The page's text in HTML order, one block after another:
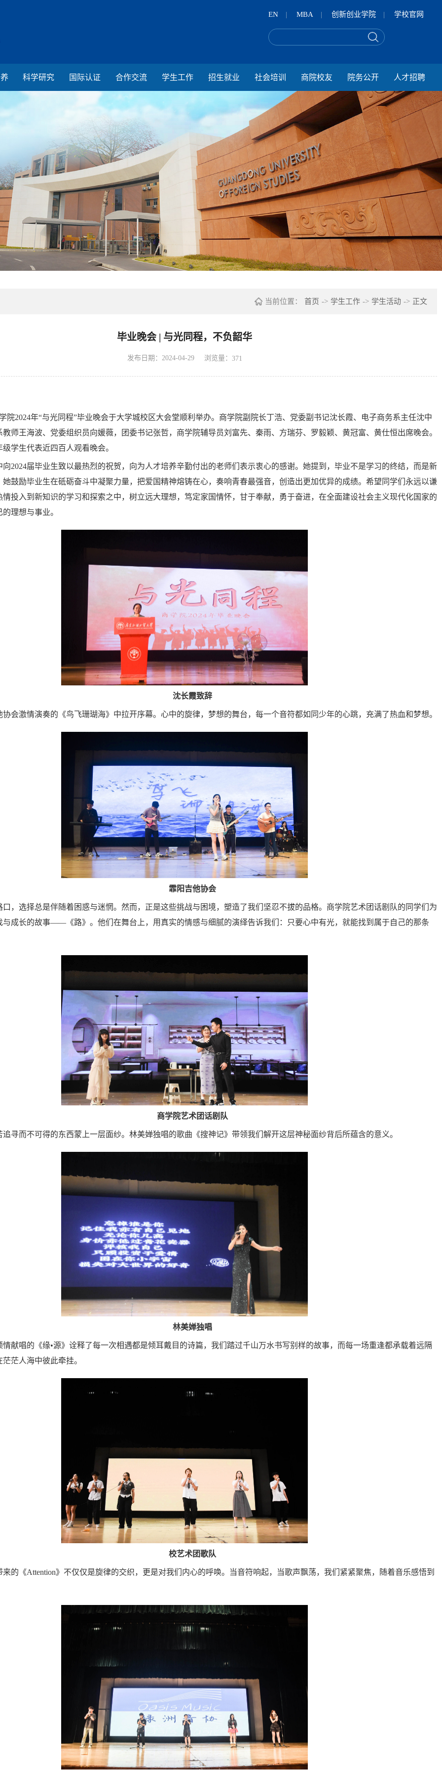
EN | MBA | 创新创业学院 | 学校官网
科学研究 国际认证 合作交流 学生工作 招生就业 社会培训 商院校友 院务公开 人才招聘
当前位置： 首页 -> 学生工作 -> 学生活动 -> 正文
毕业晚会 | 与光同程，不负韶华
发布日期：2024-04-29 浏览量： 371
院2024年“与光同程”毕业晚会于大学城校区大会堂顺利举办。商学院副院长丁浩、党委副书记沈长霞、电子商务系主任沈中
师王海波、党委组织员向媛薇，团委书记张哲，商学院辅导员刘富先、秦雨、方瑞芬、罗毅颖、黄冠富、黄仕恒出席晚会。
学生代表近四百人观看晚会。
向2024届毕业生致以最热烈的祝贺，向为人才培养辛勤付出的老师们表示衷心的感谢。她提到，毕业不是学习的终结，而是新
她鼓励毕业生在砥砺奋斗中凝聚力量，把爱国精神熔铸在心，奏响青春最强音，创造出更加优异的成绩。希望同学们永远以谦
情投入到新知识的学习和探索之中，树立远大理想，笃定家国情怀，甘于奉献，勇于奋进，在全面建设社会主义现代化国家的
理想与事业。
沈长霞致辞
协会激情演奏的《鸟飞珊瑚海》中拉开序幕。心中的旋律，梦想的舞台，每一个音符都如同少年的心跳，充满了热血和梦想。
霏阳吉他协会
口，选择总是伴随着困惑与迷惘。然而，正是这些挑战与困境，塑造了我们坚忍不拔的品格。商学院艺术团话剧队的同学们为
与成长的故事——《路》。他们在舞台上，用真实的情感与细腻的演绎告诉我们：只要心中有光，就能找到属于自己的那条
商学院艺术团话剧队
寻而不可得的东西蒙上一层面纱。林美婵独唱的歌曲《搜神记》 带领我们解开这层神秘面纱背后所蕴含的意义。
林美婵独唱
情献唱的《缘•源》诠释了每一次相遇都是倾耳戴目的诗篇，我们踏过千山万水书写别样的故事，而每一场重逢都承载着远隔
茫人海中彼此牵挂。
校艺术团歌队
的《Attention》不仅仅是旋律的交织，更是对我们内心的呼唤。当音符响起，当歌声飘荡，我们紧紧聚焦，随着音乐感悟到